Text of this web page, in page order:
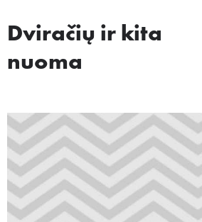
Dviračių ir kita
nuoma